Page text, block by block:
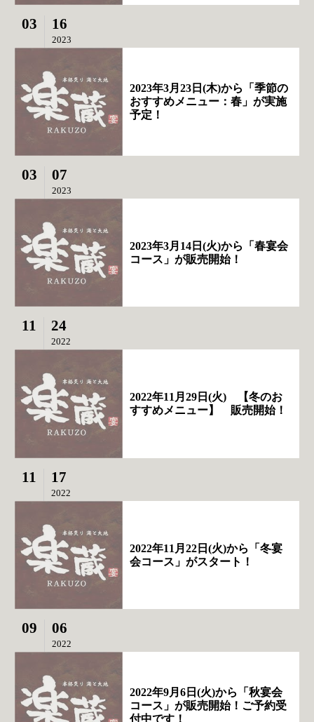
03 16
2023
2023年3月23日(木)から「季節の
おすすめメニュー：春」が実施
予定！
03 07
2023
2023年3月14日(火)から「春宴会
コース」が販売開始！
11 24
2022
2022年11月29日(火) 【冬のお
すすめメニュー】 販売開始！
11 17
2022
2022年11月22日(火)から「冬宴
会コース」がスタート！
09 06
2022
2022年9月6日(火)から「秋宴会
コース」が販売開始！ご予約受
付中です！